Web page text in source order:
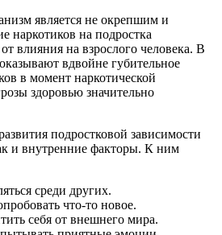
является не окрепшим и
наркотиков на подростка
влияния на взрослого человека. В
вдвойне губительное
в момент наркотической
здоровью значительно
подростковой зависимости
и внутренние факторы. К ним
среди других.
что-то новое.
себя от внешнего мира.